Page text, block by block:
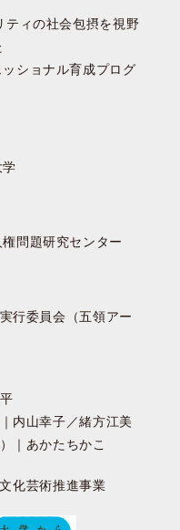
ティの社会包摂を視野
ショナル育成プログ
問題研究センター
行委員会（五領アー
内山幸子／緒方江美
｜あかたちかこ
化芸術推進事業